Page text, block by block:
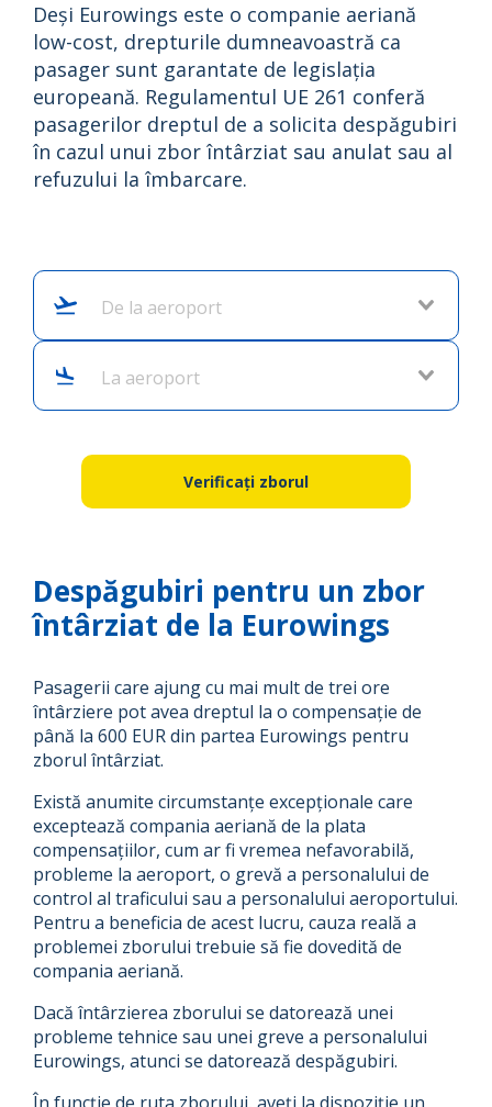
Deși Eurowings este o companie aeriană
low-cost, drepturile dumneavoastră ca
pasager sunt garantate de legislația
europeană. Regulamentul UE 261 conferă
pasagerilor dreptul de a solicita despăgubiri
în cazul unui zbor întârziat sau anulat sau al
refuzului la îmbarcare.
De la aeroport
La aeroport
Verificați zborul
Despăgubiri pentru un zbor
întârziat de la Eurowings
Pasagerii care ajung cu mai mult de trei ore
întârziere pot avea dreptul la o compensație de
până la 600 EUR din partea Eurowings pentru
zborul întârziat.
Există anumite circumstanțe excepționale care
exceptează compania aeriană de la plata
compensațiilor, cum ar fi vremea nefavorabilă,
probleme la aeroport, o grevă a personalului de
control al traficului sau a personalului aeroportului.
Pentru a beneficia de acest lucru, cauza reală a
problemei zborului trebuie să fie dovedită de
compania aeriană.
Dacă întârzierea zborului se datorează unei
probleme tehnice sau unei greve a personalului
Eurowings, atunci se datorează despăgubiri.